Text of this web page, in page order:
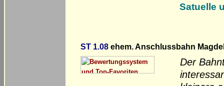
Satuelle
ST 1.08 ehem. Anschlussbahn
Der